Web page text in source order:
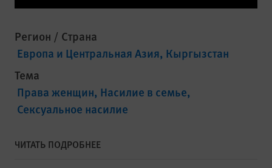
Регион / Страна
Европа и Центральная Азия Кыргызстан
Тема
Права женщин Насилие в семье
Сексуальное насилие
ЧИТАТЬ ПОДРОБНЕЕ